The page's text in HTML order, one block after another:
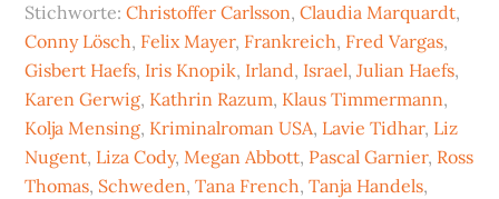
Stichworte:Christoffer Carlsson,Claudia Marquardt,
Conny Lösch, Felix Mayer, Frankreich, Fred Vargas,
Gisbert Haefs, Iris Knopik, Irland, Israel,Julian Haefs,
Karen Gerwig, Kathrin Razum, Klaus Timmermann,
Kolja Mensing, Kriminalroman USA, Lavie Tidhar, Liz
Nugent, Liza Cody,Megan Abbott, Pascal Garnier, Ross
Thomas, Schweden,Tana French,Tanja Handels,